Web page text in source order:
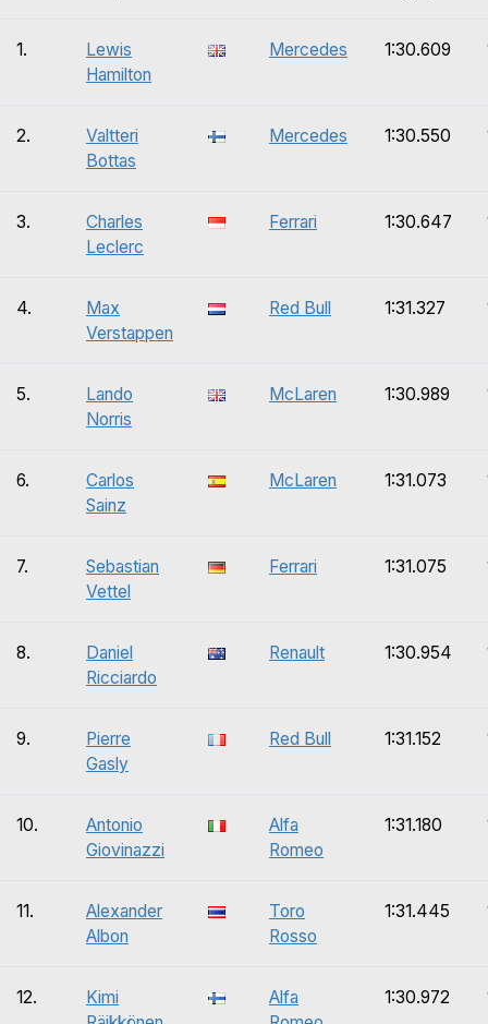
1.
Lewis
Hamilton
Mercedes 1:30.609
2.
Valtteri
Bottas
Mercedes 1:30.550
3.
Charles
Leclerc
Ferrari 1:30.647
4.
Max
Verstappen
Red Bull 1:31.327
5.
Lando
Norris
McLaren 1:30.989
6.
Carlos
Sainz
McLaren 1:31.073
7.
Sebastian
Vettel
Ferrari 1:31.075
8.
Daniel
Ricciardo
Renault 1:30.954
9.
Pierre
Gasly
Red Bull 1:31.152
10.
Antonio
Giovinazzi
Alfa
Romeo
1:31.180
11.
Alexander
Albon
Toro
Rosso
1:31.445
12.
Kimi
Alfa
1:30.972